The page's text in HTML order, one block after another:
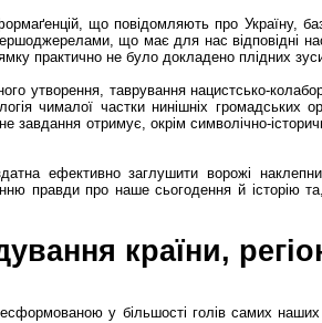
що повідомляють про Україну,
що має для нас відповідні
практично не було докладено плідних
таврування нацистсько-
чималої частки нинішніх громадських
завдання отримує, окрім символічно-
ефективно заглушити ворожі
правди про наше сьогодення й історію
країни,
у більшості голів самих наших